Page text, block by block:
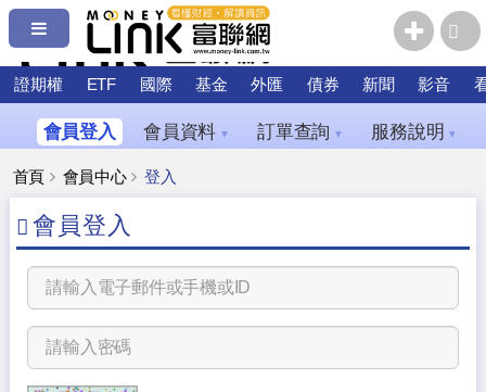
證期權 ETF 國際 基金 外匯 債券 新聞 影音
會員登入 會員資料 ▼ 訂單查詢 ▼ 服務說明 ▼
首頁 會員中心 登入
會員登入